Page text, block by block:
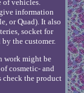
of vehicles.
information
or Quad). It also
socket for
the customer.
work might be
cosmetic- and
check the product